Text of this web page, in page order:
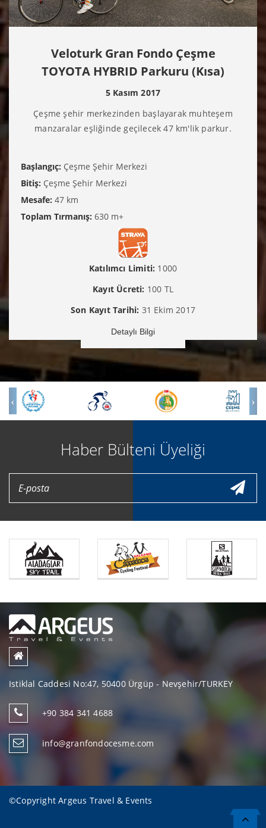
Veloturk Gran Fondo Çeşme
TOYOTA HYBRID Parkuru (Kısa)
5 Kasım 2017
Çeşme şehir merkezinden başlayarak muhteşem
manzaralar eşliğinde geçilecek 47 km'lik parkur.
Başlangıç: Çeşme Şehir Merkezi
Bitiş: Çeşme Şehir Merkezi
Mesafe: 47 km
Toplam Tırmanış: 630 m+
Katılımcı Limiti: 1000
Kayıt Ücreti: 100 TL
Son Kayıt Tarihi: 31 Ekim 2017
Detaylı Bilgi
Haber Bülteni Üyeliği
Istiklal Caddesi No:47, 50400 Ürgüp - Nevşehir/TURKEY
+90 384 341 4688
info@granfondocesme.com
©CopyrightArgeus Travel & Events